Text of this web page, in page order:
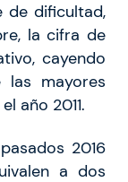
de dificultad,
la cifra de
cayendo
las mayores
año 2011.
2016
a dos